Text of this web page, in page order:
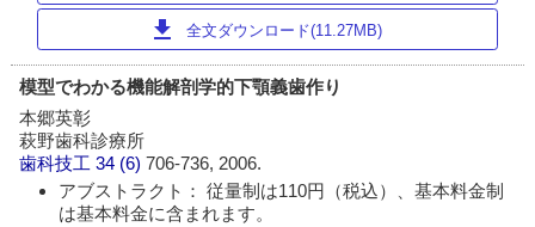
download 全文ダウンロード(11.27MB)
模型でわかる機能解剖学的下顎義歯作り
本郷英彰
萩野歯科診療所
歯科技工 34 (6)706-736, 2006.
アブストラクト： 従量制は110円（税込）、基本料金制
は基本料金に含まれます。